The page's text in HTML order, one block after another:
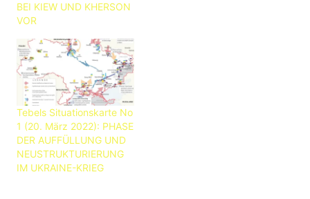
BEI KIEW UND KHERSON
VOR
Tebels Situationskarte No
1 (20. März 2022): PHASE
DER AUFFÜLLUNG UND
NEUSTRUKTURIERUNG
IM UKRAINE-KRIEG